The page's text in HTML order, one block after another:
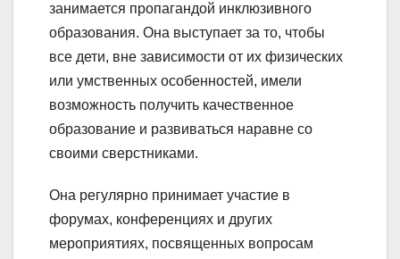
занимается пропагандой инклюзивного
образования. Она выступает за то, чтобы
все дети, вне зависимости от их физических
или умственных особенностей, имели
возможность получить качественное
образование и развиваться наравне со
своими сверстниками.
Она регулярно принимает участие в
форумах, конференциях и других
мероприятиях, посвященных вопросам